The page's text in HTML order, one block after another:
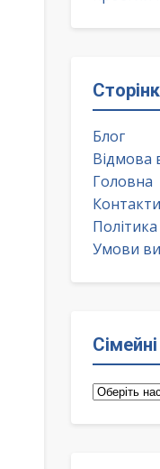
Блог
Відмова
Головна
Контакти
Умови
Сімейні
Сімейні